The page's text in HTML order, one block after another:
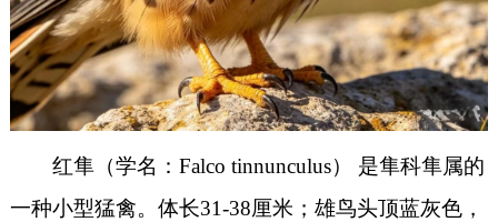
红隼（学名：Falco tinnunculus） 是隼科隼属的
一种小型猛禽。体长31-38厘米；雄鸟头顶蓝灰色，